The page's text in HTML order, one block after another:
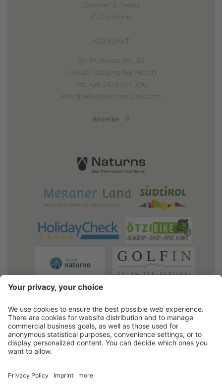
Zimmer & Preise
Gutscheine
KONTAKT
St.-Prokulus-Str. 35
I-39025 Naturns bei Meran
Tel. +39 0473 667 306
info@belvedere-naturns.com
Anreise